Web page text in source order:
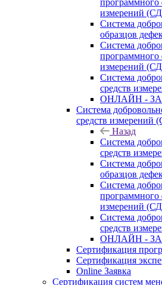
программного
измерений
Система
образцов
Система
программного
измерений
Система
средств
ОНЛАЙН -
Система
средств
Назад
Система
средств
Система
образцов
Система
программного
измерений
Система
средств
ОНЛАЙН -
Сертификация
Сертификация
Online Заявка
Сертификация систем